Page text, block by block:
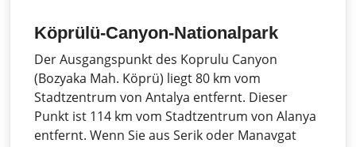
Köprülü-Canyon-Nationalpark
Der Ausgangspunkt des Koprulu Canyon
(Bozyaka Mah. Köprü) liegt 80 km vom
Stadtzentrum von Antalya entfernt. Dieser
Punkt ist 114 km vom Stadtzentrum von Alanya
entfernt. Wenn Sie aus Serik oder Manavgat